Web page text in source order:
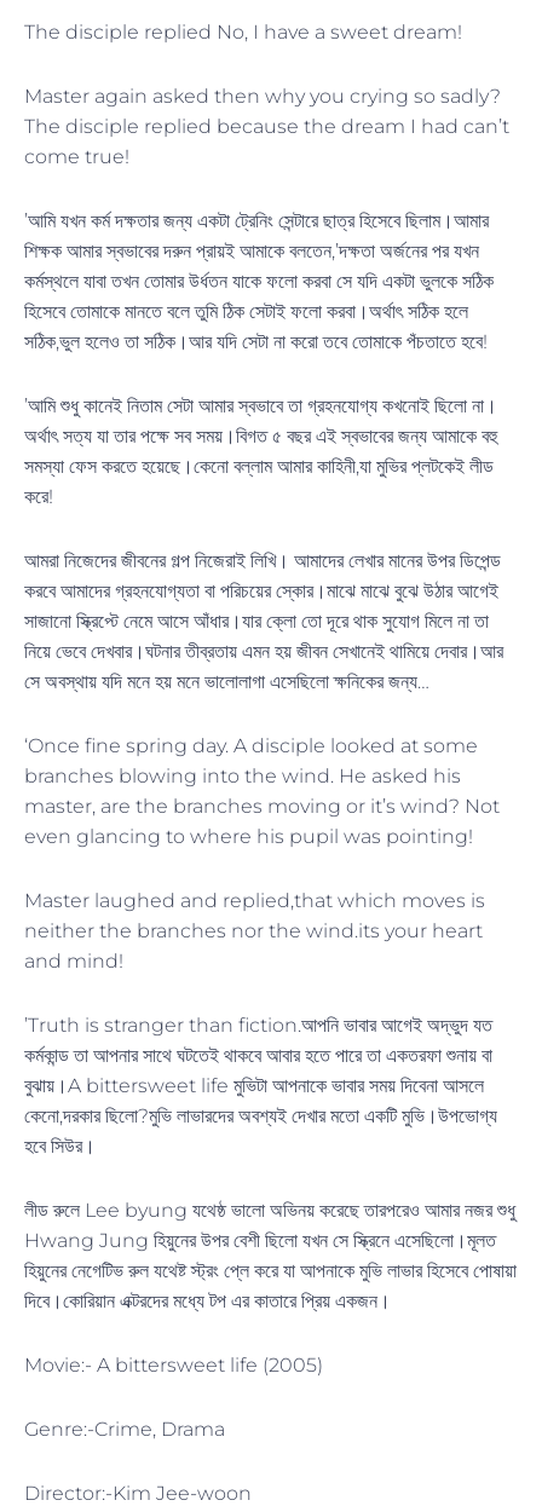
The disciple replied No, I have a sweet dream!
Master again asked then why you crying so sadly?
The disciple replied because the dream I had can’t
come true!
’আমি যখন কর্ম দক্ষতার জন্য একটা ট্রেনিং সেন্টারে ছাত্র হিসেবে ছিলাম।আমার
শিক্ষক আমার স্বভাবের দরুন প্রায়ই আমাকে বলতেন,’দক্ষতা অর্জনের পর যখন
কর্মস্থলে যাবা তখন তোমার উর্ধতন যাকে ফলো করবা সে যদি একটা ভুলকে সঠিক
হিসেবে তোমাকে মানতে বলে তুমি ঠিক সেটাই ফলো করবা।অর্থাৎ সঠিক হলে
সঠিক,ভুল হলেও তা সঠিক।আর যদি সেটা না করো তবে তোমাকে পঁচতাতে হবে!
’আমি শুধু কানেই নিতাম সেটা আমার স্বভাবে তা গ্রহনযোগ্য কখনোই ছিলো না।
অর্থাৎ সত্য যা তার পক্ষে সব সময়।বিগত ৫ বছর এই স্বভাবের জন্য আমাকে বহু
সমস্যা ফেস করতে হয়েছে।কেনো বল্লাম আমার কাহিনী,যা মুভির প্লটকেই লীড
করে!
আমরা নিজেদের জীবনের গল্প নিজেরাই লিখি। আমাদের লেখার মানের উপর ডিপেন্ড
করবে আমাদের গ্রহনযোগ্যতা বা পরিচয়ের স্কোর।মাঝে মাঝে বুঝে উঠার আগেই
সাজানো স্ক্রিপ্টে নেমে আসে আঁধার।যার ক্লো তো দূরে থাক সুযোগ মিলে না তা
নিয়ে ভেবে দেখবার।ঘটনার তীব্রতায় এমন হয় জীবন সেখানেই থামিয়ে দেবার।আর
সে অবস্থায় যদি মনে হয় মনে ভালোলাগা এসেছিলো ক্ষনিকের জন্য…
‘Once fine spring day. A disciple looked at some
branches blowing into the wind. He asked his
master, are the branches moving or it’s wind? Not
even glancing to where his pupil was pointing!
Master laughed and replied,that which moves is
neither the branches nor the wind.its your heart
and mind!
’Truth is stranger than fiction.আপনি ভাবার আগেই অদ্ভুদ যত
কর্মকান্ড তা আপনার সাথে ঘটতেই থাকবে আবার হতে পারে তা একতরফা শুনায় বা
বুঝায়।A bittersweet life মুভিটা আপনাকে ভাবার সময় দিবেনা আসলে
কেনো,দরকার ছিলো?মুভি লাভারদের অবশ্যই দেখার মতো একটি মুভি।উপভোগ্য
হবে সিউর।
লীড রুলে Lee byung যথেষ্ঠ ভালো অভিনয় করেছে তারপরেও আমার নজর শুধু
Hwang Jung হিয়ুনের উপর বেশী ছিলো যখন সে স্ক্রিনে এসেছিলো।মূলত
হিয়ুনের নেগেটিভ রুল যথেষ্ট স্ট্রং প্লে করে যা আপনাকে মুভি লাভার হিসেবে পোষায়া
দিবে।কোরিয়ান এক্টরদের মধ্যে টপ এর কাতারে প্রিয় একজন।
Movie:- A bittersweet life (2005)
Genre:-Crime, Drama
Director:-Kim Jee-woon